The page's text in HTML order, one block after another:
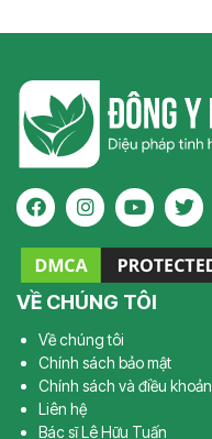
VỀ CHÚNG TÔI
Về chúng tôi
Chính sách bảo mật
Chính sách và điều khoản
Liên hệ
Bác sĩ Lê Hữu Tuấn